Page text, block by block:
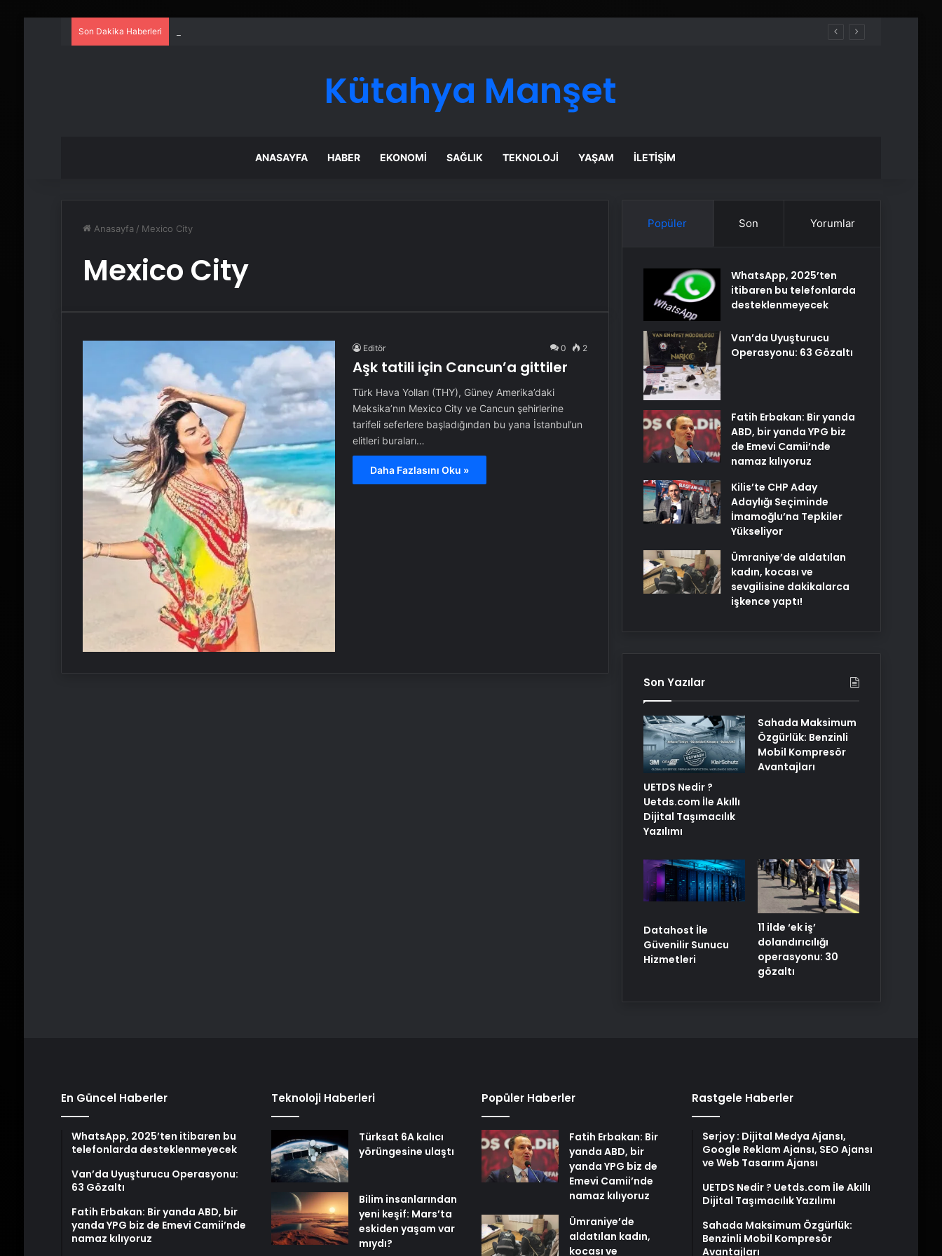
Son Dakika Haberleri
Kütahya Manşet
ANASAYFA HABER EKONOMI SAĞLIK TEKNOLOJI YAŞAM İLETIŞIM
Anasayfa / Mexico City
Mexico City
Editör 0 2
Aşk tatili için Cancun’a gittiler
Türk Hava Yolları (THY), Güney Amerika’daki
Meksika’nın Mexico City ve Cancun şehirlerine
tarifeli seferlere başladığından bu yana İstanbul’un
elitleri buraları…
Daha Fazlasını Oku »
Popüler Son Yorumlar
WhatsApp, 2025’ten
itibaren bu telefonlarda
desteklenmeyecek
Van’da Uyuşturucu
Operasyonu: 63 Gözaltı
Fatih Erbakan: Bir yanda
ABD, bir yanda YPG biz
de Emevi Camii’nde
namaz kılıyoruz
Kilis’te CHP Aday
Adaylığı Seçiminde
İmamoğlu’na Tepkiler
Yükseliyor
Ümraniye’de aldatılan
kadın, kocası ve
sevgilisine dakikalarca
işkence yaptı!
Son Yazılar
UETDS Nedir ?
Uetds.com İle Akıllı
Dijital Taşımacılık
Yazılımı
Sahada Maksimum
Özgürlük: Benzinli
Mobil Kompresör
Avantajları
Datahost İle
Güvenilir Sunucu
Hizmetleri
11 ilde ‘ek iş’
dolandırıcılığı
operasyonu: 30
gözaltı
En Güncel Haberler
WhatsApp, 2025’ten itibaren bu
telefonlarda desteklenmeyecek
Van’da Uyuşturucu Operasyonu:
63 Gözaltı
Fatih Erbakan: Bir yanda ABD, bir
yanda YPG biz de Emevi Camii’nde
namaz kılıyoruz
Teknoloji Haberleri
Türksat 6A kalıcı
yörüngesine ulaştı
Bilim insanlarından
yeni keşif: Mars’ta
eskiden yaşam var
mıydı?
Popüler Haberler
Fatih Erbakan: Bir
yanda ABD, bir
yanda YPG biz de
Emevi Camii’nde
namaz kılıyoruz
Ümraniye’de
aldatılan kadın,
kocası ve
Rastgele Haberler
Serjoy : Dijital Medya Ajansı,
Google Reklam Ajansı, SEO Ajansı
ve Web Tasarım Ajansı
UETDS Nedir ? Uetds.com İle Akıllı
Dijital Taşımacılık Yazılımı
Sahada Maksimum Özgürlük:
Benzinli Mobil Kompresör
Avantajları